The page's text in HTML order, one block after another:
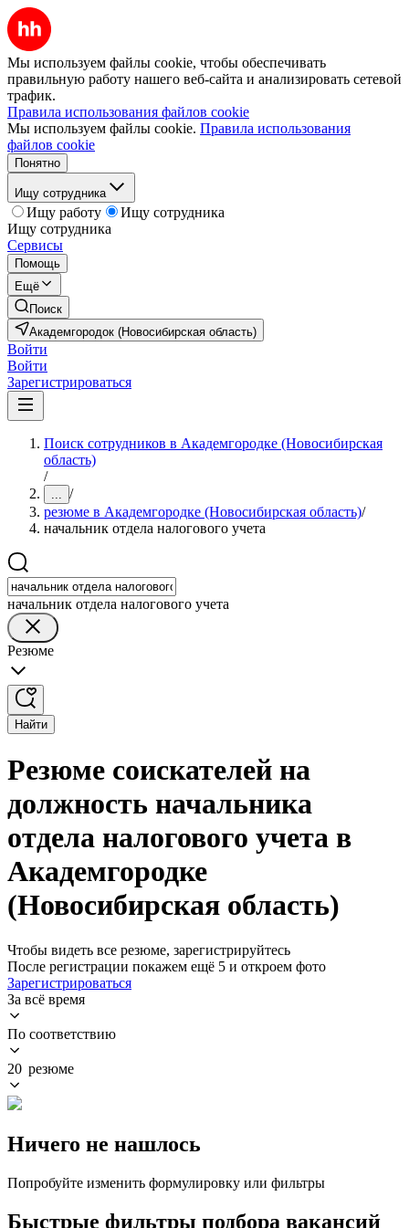
Мы используем файлы cookie, чтобы обеспечивать
правильную работу нашего веб-сайта и анализировать сетевой
трафик.
Правила использования файлов cookie
Мы используем файлы cookie. Правила использования
файлов cookie
Понятно
Ищу сотрудника
Ищу работу
Ищу сотрудника
Ищу сотрудника
Сервисы
Помощь
Ещё
Поиск
Академгородок (Новосибирская область)
Войти
Войти
Зарегистрироваться
Поиск сотрудников в Академгородке (Новосибирская
область)
/
... /
резюме в Академгородке (Новосибирская область)/
начальник отдела налогового учета
начальник отдела налогового учета
Резюме
Найти
Резюме соискателей на
должность начальника
отдела налогового учета в
Академгородке
(Новосибирская область)
Чтобы видеть все резюме, зарегистрируйтесь
После регистрации покажем ещё 5 и откроем фото
Зарегистрироваться
За всё время
По соответствию
20 резюме
Ничего не нашлось
Попробуйте изменить формулировку или фильтры
Быстрые фильтры подбора вакансий